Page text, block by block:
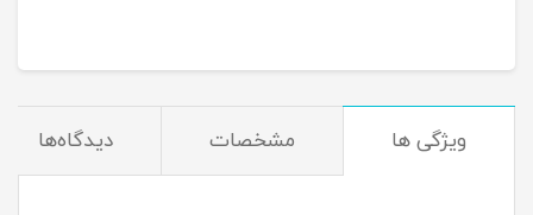
ویژگی ها مشخصات دیدگاه‌ها